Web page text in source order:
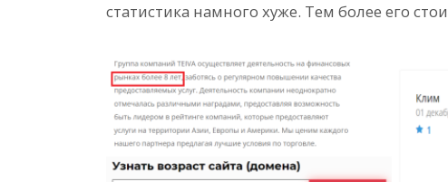
статистика намного хуже. Тем более его